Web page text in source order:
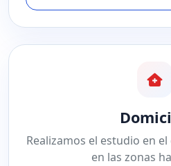
Realizamos el estudio en
en las zonas